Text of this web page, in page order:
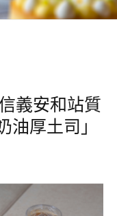
k a
義安和站質
厚土司」